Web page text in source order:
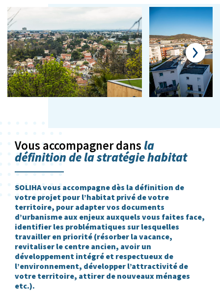
Next
Vous accompagner dansla
définition de la stratégie habitat
SOLIHA vous accompagne dès la définition de
votre projet pour l’habitat privé de votre
territoire, pour adapter vos documents
d’urbanisme aux enjeux auxquels vous faites face,
identifier les problématiques sur lesquelles
travailler en priorité (résorber la vacance,
revitaliser le centre ancien, avoir un
développement intégré et respectueux de
l’environnement, développer l’attractivité de
votre territoire, attirer de nouveaux ménages
etc.).